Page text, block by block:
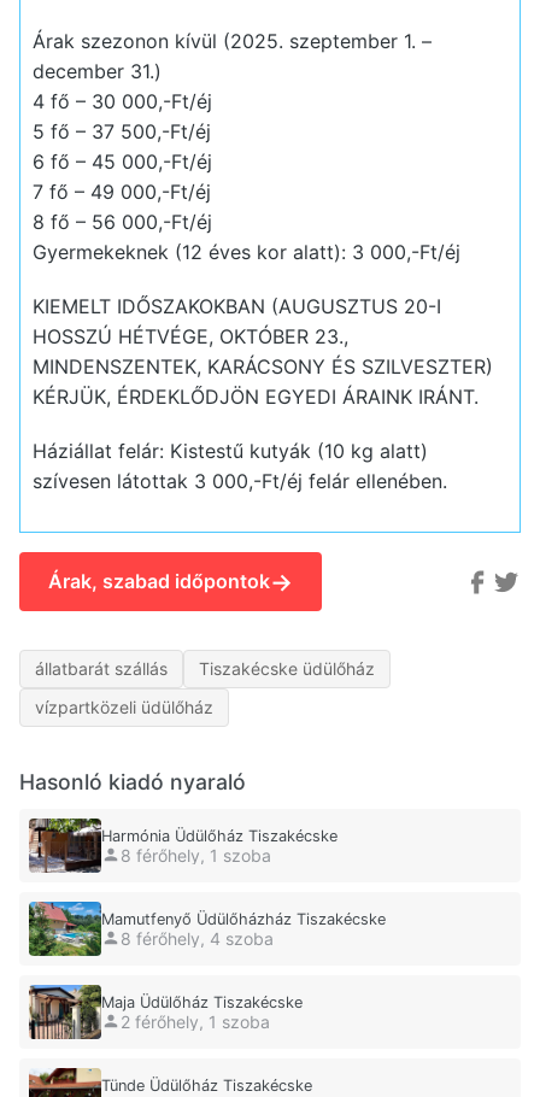
Árak szezonon kívül (2025. szeptember 1. –
december 31.)
4 fő – 30 000,-Ft/éj
5 fő – 37 500,-Ft/éj
6 fő – 45 000,-Ft/éj
7 fő – 49 000,-Ft/éj
8 fő – 56 000,-Ft/éj
Gyermekeknek (12 éves kor alatt): 3 000,-Ft/éj
KIEMELT IDŐSZAKOKBAN (AUGUSZTUS 20-I
HOSSZÚ HÉTVÉGE, OKTÓBER 23.,
MINDENSZENTEK, KARÁCSONY ÉS SZILVESZTER)
KÉRJÜK, ÉRDEKLŐDJÖN EGYEDI ÁRAINK IRÁNT.
Háziállat felár: Kistestű kutyák (10 kg alatt)
szívesen látottak 3 000,-Ft/éj felár ellenében.
Árak, szabad időpontok→
állatbarát szállás
Tiszakécske üdülőház
vízpartközeli üdülőház
Hasonló kiadó nyaraló
Harmónia Üdülőház Tiszakécske
8 férőhely, 1 szoba
Mamutfenyő Üdülőházház Tiszakécske
8 férőhely, 4 szoba
Maja Üdülőház Tiszakécske
2 férőhely, 1 szoba
Tünde Üdülőház Tiszakécske